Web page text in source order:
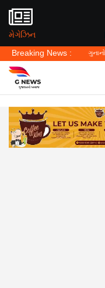
મેગેઝિન
Breaking News :
લો' ગુનાનો બચાવ નહીં બને